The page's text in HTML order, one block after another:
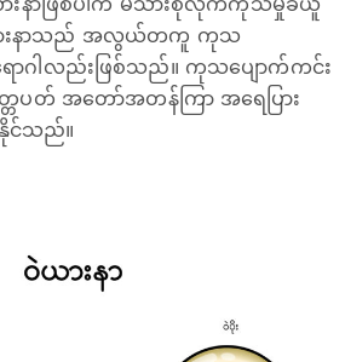
းနာသည် အလွယ်တကူ ကုသ
ောဂါလည်းဖြစ်သည်။ ကုသပျောက်ကင်း
ပတ် အတော်အတန်ကြာ အရေပြား
နိုင်သည်။